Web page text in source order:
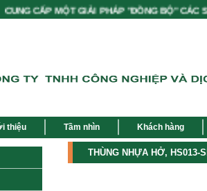
CẤP MỘT GIẢI PHÁP "ĐỒNG BỘ" CÁC
thiệu Tầm nhìn Khách hàng
THÙNG NHỰA HỞ, HS013-